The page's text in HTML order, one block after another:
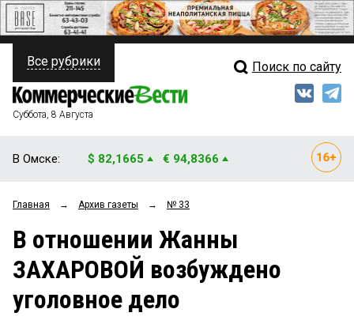
ПОЛИТИКА
ФИНАНСЫ
ОБЩЕСТВО
ЗАКОН
Свежий выпуск
Рейтинги
Блоги
Все рубрики Поиск по сайту
Суббота, 8 Августа
В Омске: $ 82,1665 € 94,8366
Главная → Архив газеты → № 33
В отношении Жанны
ЗАХАРОВОЙ возбуждено
уголовное дело